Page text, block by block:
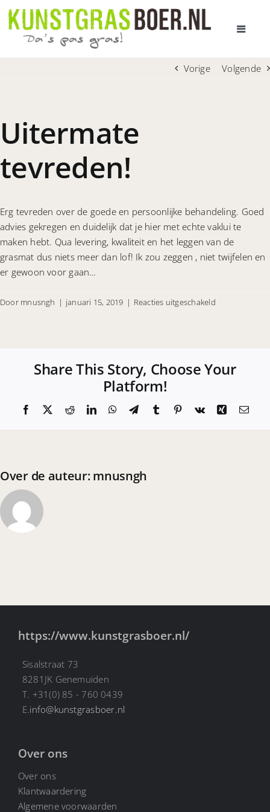
Ga
naar
inhoud
Toggle
PRIJS EN LEVERTIJD
ADVIES BIJ U THUIS
ALLES OVER KUNSTGRAS
OVER ONS
CONTACT
Vorige Volgende
Uitermate
tevreden!
Erg tevreden over de goede en persoonlijke behandeling. Goed
advies gekregen en duidelijk dat je hier met echte vaklui te
maken hebt. Qua levering, kwaliteit en het leggen van de
grasmat dus niets meer dan lof! Ik zou zeggen , niet twijfelen en
er gewoon voor gaan…
Door mnusngh | januari 15, 2019 | Reacties uitgeschakeldvoor
Share This Story, Choose Your
Platform!
Facebook RedditLinkedInWhatsApp
TelegramTumblr Pinterest
Vk Xing E-
Over de auteur:mnusngh
https://www.kunstgrasboer.nl/
Sisalstraat 73
8281JK Genemuiden
T. +31(0) 85 - 760 0439
E.info@kunstgrasboer.nl
Over ons
Over ons
Klantwaardering
Algemene voorwaarden